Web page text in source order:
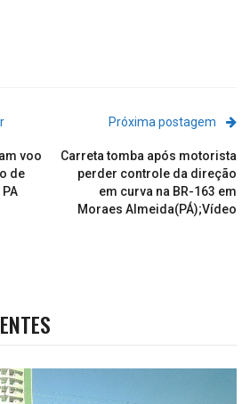
voo
de
Próxima postagem
Carreta tomba após motorista
perder controle da direção
em curva na BR-163 em
Moraes Almeida(PÁ);Vídeo